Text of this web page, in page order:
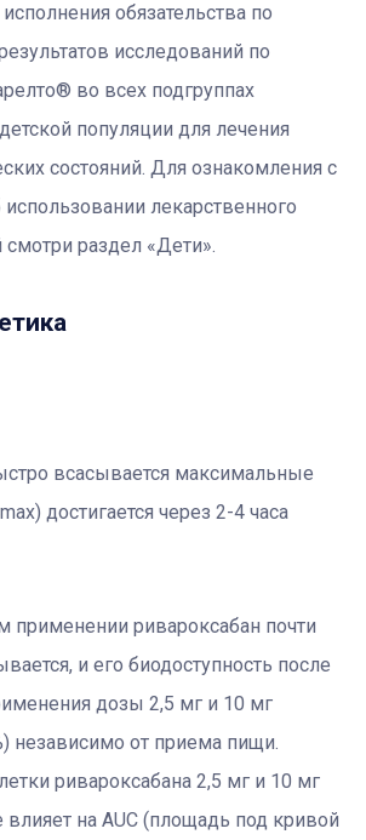
обязательства по
исследований по
во всех подгруппах
популяции для лечения
состояний. Для ознакомления с
лекарственного
смотри раздел «Дети».
всасывается максимальные
достигается через 2-4 часа
применении ривароксабан почти
и его биодоступность после
дозы 2,5 мг и 10 мг
независимо от приема пищи.
ривароксабана 2,5 мг и 10 мг
на AUC (площадь под кривой